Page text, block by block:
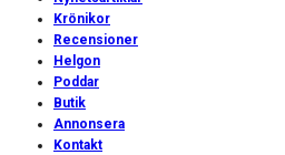
Krönikor
Recensioner
Helgon
Poddar
Butik
Annonsera
Kontakt